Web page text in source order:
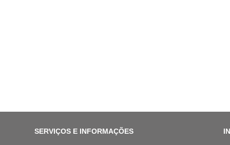
SERVIÇOS E INFORMAÇÕES